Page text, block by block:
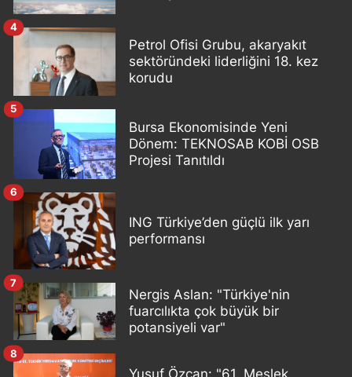
Petrol Ofisi Grubu, akaryakıt
sektöründeki liderliğini 18. kez
korudu
4
Bursa Ekonomisinde Yeni
Dönem: TEKNOSAB KOBİ OSB
Projesi Tanıtıldı
5
ING Türkiye’den güçlü ilk yarı
performansı
6
Nergis Aslan: "Türkiye'nin
fuarcılıkta çok büyük bir
potansiyeli var"
7
Yusuf Özcan: "61. Meslek
8